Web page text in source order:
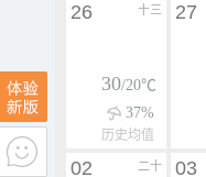
十三
26
30/20℃
37%
历史均值
27
二十
02 03